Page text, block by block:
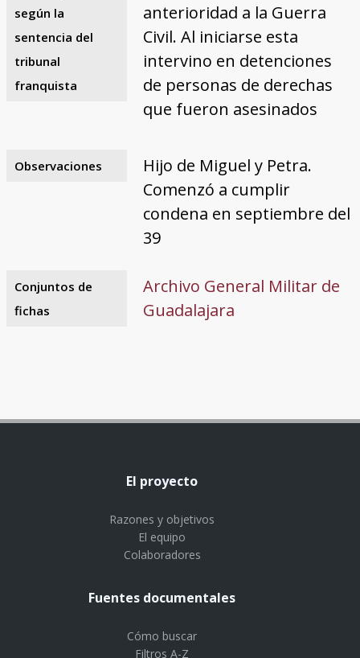
según la
sentencia del
tribunal
franquista
anterioridad a la Guerra
Civil. Al iniciarse esta
intervino en detenciones
de personas de derechas
que fueron asesinados
Observaciones
Hijo de Miguel y Petra.
Comenzó a cumplir
condena en septiembre del
39
Conjuntos de
fichas
Archivo General Militar de
Guadalajara
El proyecto
Razones y objetivos
El equipo
Colaboradores
Fuentes documentales
Cómo buscar
Filtros A-Z